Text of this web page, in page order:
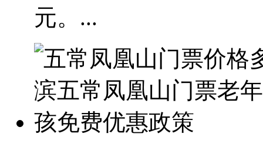
元。...